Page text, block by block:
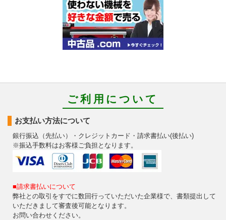
ご利用について
お支払い方法について
銀行振込（先払い）・クレジットカード・請求書払い(後払い)
※振込手数料はお客様ご負担となります。
■請求書払いについて
弊社との取引をすでに数回行っていただいた企業様で、書類提出して
いただきまして審査後可能となります。
お問い合わせください。